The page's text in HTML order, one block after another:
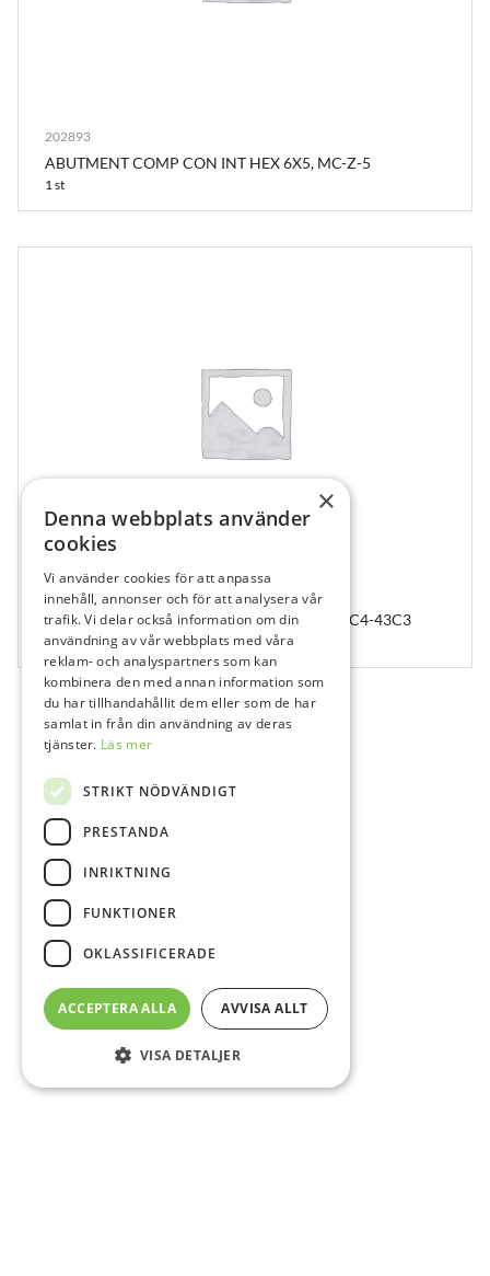
202893
ABUTMENT COMP CON INT HEX 6X5, MC-Z-5
1 st
210413
Abutment SiBase Ø3.5/Ø4 DC Ø4.3×3, SIB-DC4-43C3
1 st
×
Denna webbplats använder
cookies
Vi använder cookies för att anpassa
innehåll, annonser och för att analysera vår
trafik. Vi delar också information om din
användning av vår webbplats med våra
reklam- och analyspartners som kan
kombinera den med annan information som
du har tillhandahållit dem eller som de har
samlat in från din användning av deras
tjänster. Läs mer
STRIKT NÖDVÄNDIGT
PRESTANDA
INRIKTNING
FUNKTIONER
OKLASSIFICERADE
ACCEPTERA ALLA AVVISA ALLT
VISA DETALJER